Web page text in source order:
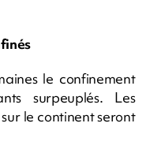
le confinement
surpeuplés. Les
le continent seront